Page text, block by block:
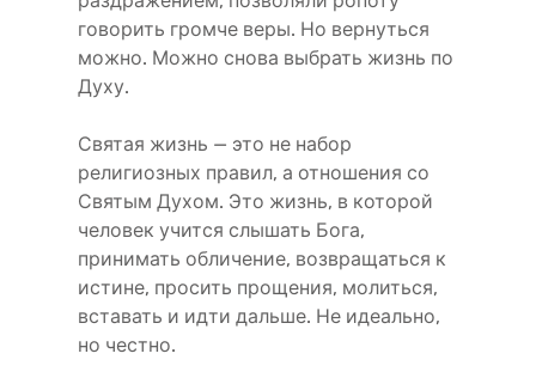
говорить громче веры. Но вернуться
можно. Можно снова выбрать жизнь по
Духу.
Святая жизнь — это не набор
религиозных правил, а отношения со
Святым Духом. Это жизнь, в которой
человек учится слышать Бога,
принимать обличение, возвращаться к
истине, просить прощения, молиться,
вставать и идти дальше. Не идеально,
но честно.